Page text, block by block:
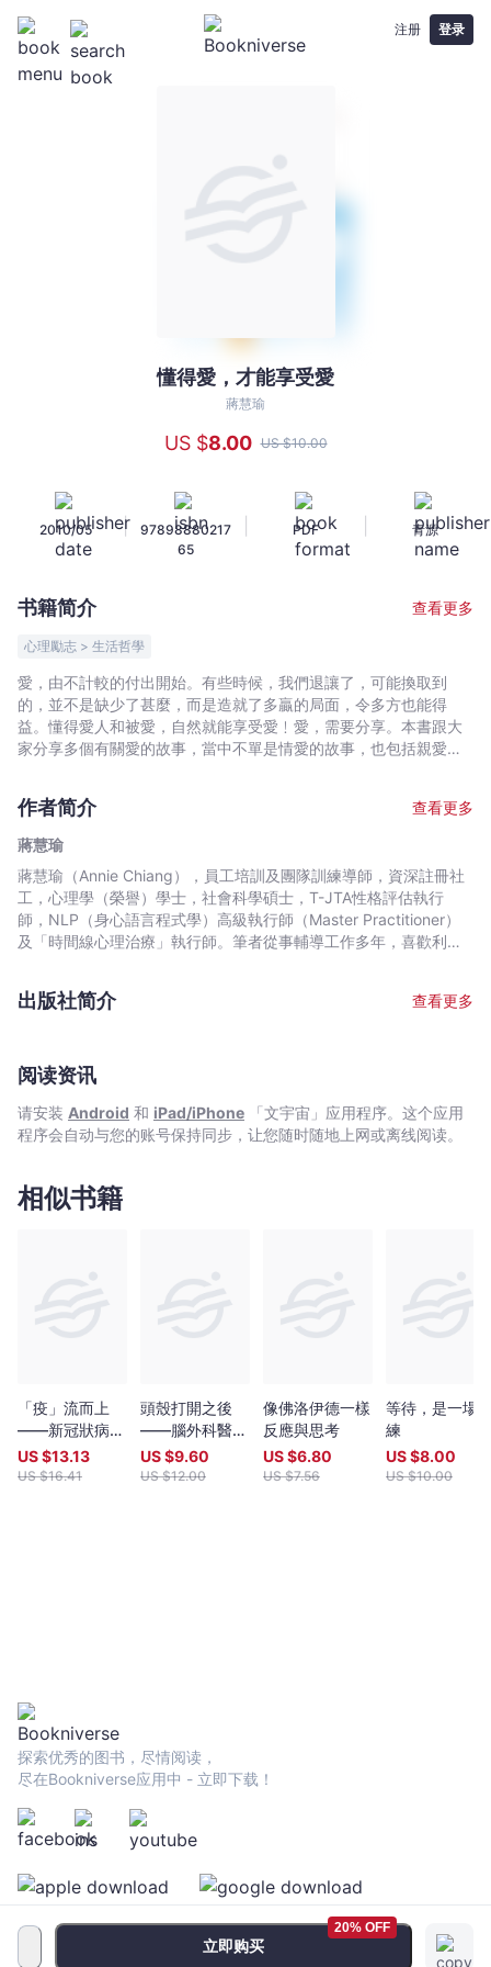
注册 登录
蔣
慧
-
文
宇
｜
懂得愛，才能享受愛
蔣慧瑜
US $8.00 US $10.00
2010/05 |
97898880217
65
PDF 青源
书籍简介 查看更多
心理勵志 > 生活哲學
愛，由不計較的付出開始。有些時候，我們退讓了，可能換取到
的，並不是缺少了甚麼，而是造就了多贏的局面，令多方也能得
益。懂得愛人和被愛，自然就能享受愛﹗愛，需要分享。本書跟大
家分享多個有關愛的故事，當中不單是情愛的故事，也包括親愛、
我們被其他事情蒙蔽了，讓它們就此擦身而過。本書特設「做自己
幸福與快樂的工程師」一章，期望大家能夠從中領悟到獲得幸福的
秘訣。上天給予每個人同樣的幸福和快樂機會，只在於大家是否懂
得把握和珍惜。每本書也有它的使命，這本書的使命，就是提醒大
家無論怎樣也好，一定要好好愛自己，好好享受生命中最美好的
愛！
作者简介
查看更多
蔣慧瑜
蔣慧瑜（Annie Chiang），員工培訓及團隊訓練導師，資深註冊社
工，心理學（榮譽）學士，社會科學碩士，T-JTA性格評估執行
師，NLP（身心語言程式學）高級執行師（Master Practitioner）
及「時間線心理治療」執行師。筆者從事輔導工作多年，喜歡利用
總會找到新的出路，輔導的成功，往往是源於轉念之間。 創辦網上
Blog之一。 今天，讓蔣姑娘與你一起掃走生活中的煩惱小事，重新
http://hk.myblog.yahoo.com/chiangwaiyuannie Facebook：
http://www.facebook.com/chiangwaiyuannie 新浪微博：
出版社简介 查看更多
阅读资讯
请安装 Android 和 iPad/iPhone 「文宇宙」应用程序。这个应用
程序会自动与您的账号保持同步，让您随时随地上网或离线阅读。
相似书籍
「疫」流而上
——新冠狀病毒
帶來的挑戰與反
思
US $13.13
US $16.41
頭殼打開之後
——腦外科醫師
的冷靜與熱情
US $9.60
US $12.00
像佛洛伊德一樣
反應與思考
US $6.80
US $7.56
等待，是一場
練
US $8.00
US $10.00
立即购买
20% OFF
探索优秀的图书，尽情阅读，
尽在Bookniverse应用中 - 立即下载！